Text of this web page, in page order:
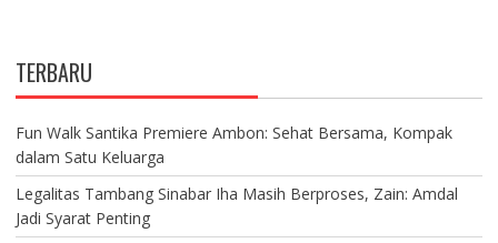
TERBARU
Fun Walk Santika Premiere Ambon: Sehat Bersama, Kompak
dalam Satu Keluarga
Legalitas Tambang Sinabar Iha Masih Berproses, Zain: Amdal
Jadi Syarat Penting